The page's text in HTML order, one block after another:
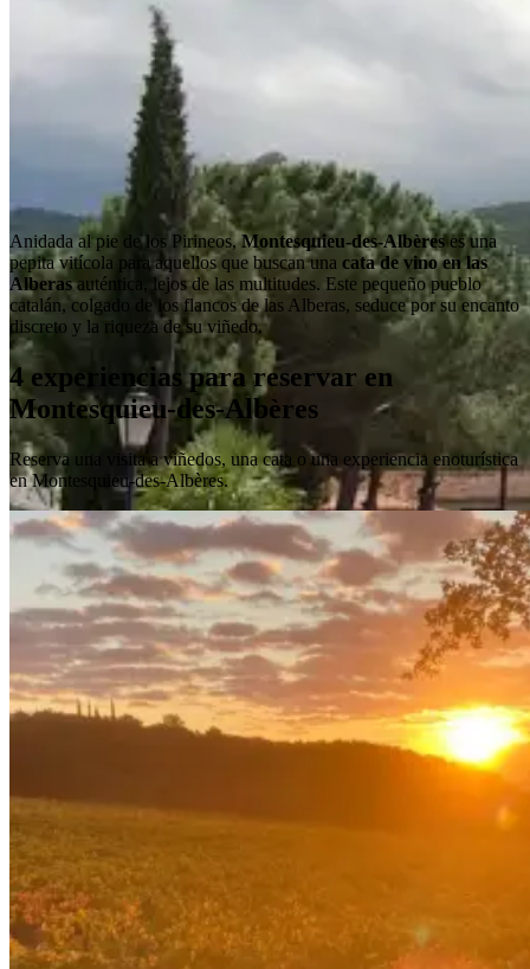
Anidada al pie de los Pirineos,Montesquieu-des-Albèreses una
pepita vitícola para aquellos que buscan una cata de vino en las
Alberasauténtica, lejos de las multitudes. Este pequeño pueblo
catalán, colgado de los flancos de las Alberas, seduce por su encanto
discreto y la riqueza de su viñedo.
4 experiencias para reservar en
Montesquieu-des-Albères
Reserva una visita a viñedos, una cata o una experiencia enoturística
en Montesquieu-des-Albères.